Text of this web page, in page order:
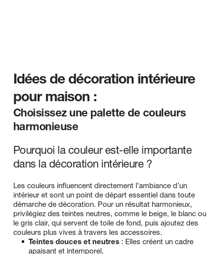
Idées de décoration intérieure
pour maison :
Choisissez une palette de couleurs
harmonieuse
Pourquoi la couleur est-elle importante
dans la décoration intérieure ?
Les couleurs influencent directement l’ambiance d’un
intérieur et sont un point de départ essentiel dans toute
démarche de décoration. Pour un résultat harmonieux,
privilégiez des teintes neutres, comme le beige, le blanc ou
le gris clair, qui servent de toile de fond, puis ajoutez des
couleurs plus vives à travers les accessoires.
Teintes douces et neutres : Elles créent un cadre
apaisant et intemporel.